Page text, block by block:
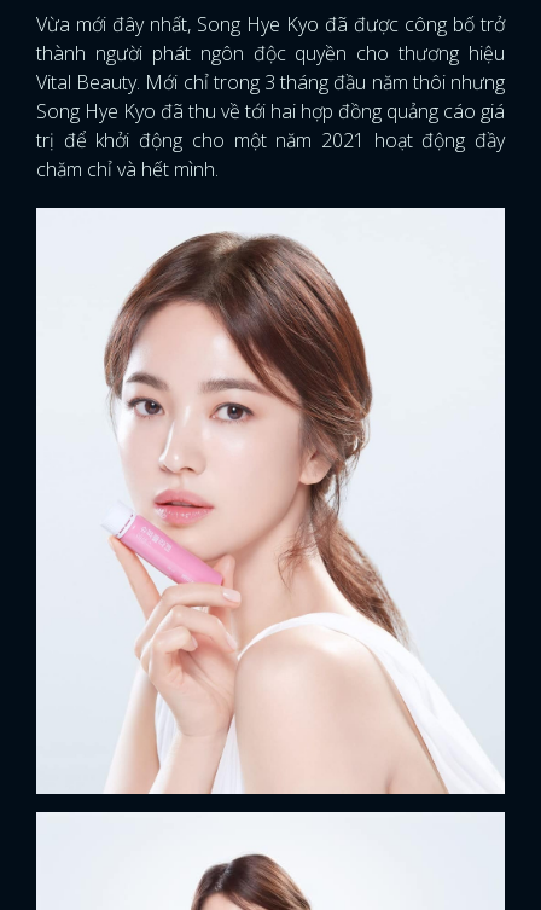
Vừa mới đây nhất, Song Hye Kyo đã được công bố trở
thành người phát ngôn độc quyền cho thương hiệu
Vital Beauty. Mới chỉ trong 3 tháng đầu năm thôi nhưng
Song Hye Kyo đã thu về tới hai hợp đồng quảng cáo giá
trị để khởi động cho một năm 2021 hoạt động đầy
chăm chỉ và hết mình.